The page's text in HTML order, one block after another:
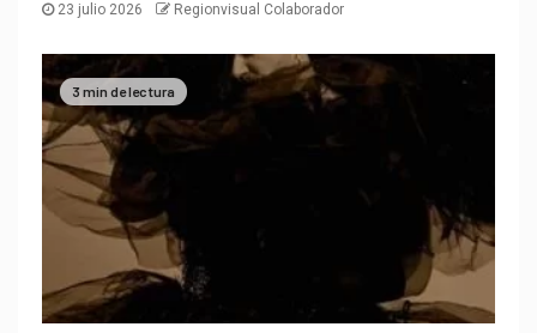
23 julio 2026 Regionvisual Colaborador
3 min de lectura